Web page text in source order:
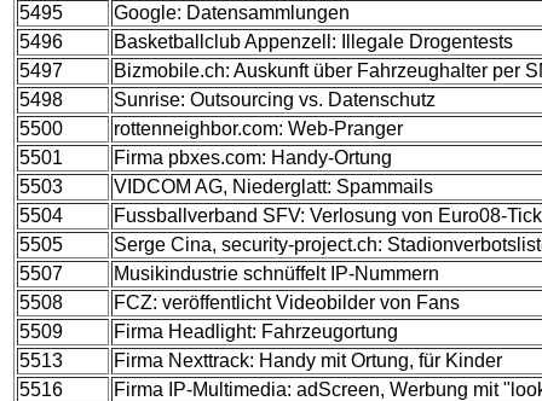
5495
Google: Datensammlungen
5496
Basketballclub Appenzell: Illegale Drogentests
5497
Bizmobile.ch: Auskunft über Fahrzeughalter per
5498
Sunrise: Outsourcing vs. Datenschutz
5500
rottenneighbor.com: Web-Pranger
5501
Firma pbxes.com: Handy-Ortung
5503
VIDCOM AG, Niederglatt: Spammails
5504
Fussballverband SFV: Verlosung von Euro08-
5505
Serge Cina, security-project.ch:
5507
Musikindustrie schnüffelt IP-Nummern
5508
FCZ: veröffentlicht Videobilder von Fans
5509
Firma Headlight: Fahrzeugortung
5513
Firma Nexttrack: Handy mit Ortung, für Kinder
5516
Firma IP-Multimedia: adScreen, Werbung mit